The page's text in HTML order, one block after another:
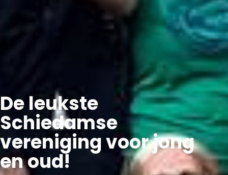
De leukste
Schiedamse
vereniging voor jong
en oud!